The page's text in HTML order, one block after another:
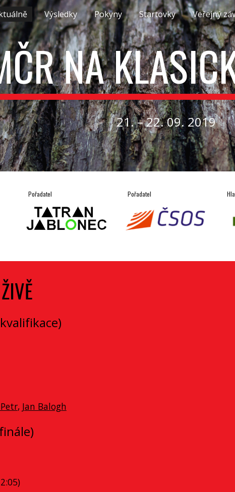
Skip to main content
Výsledky Pokyny Startovky Veřejný
NA
21. – 22. 09. 2019
Pořadatel Pořadatel
, Jan Balogh